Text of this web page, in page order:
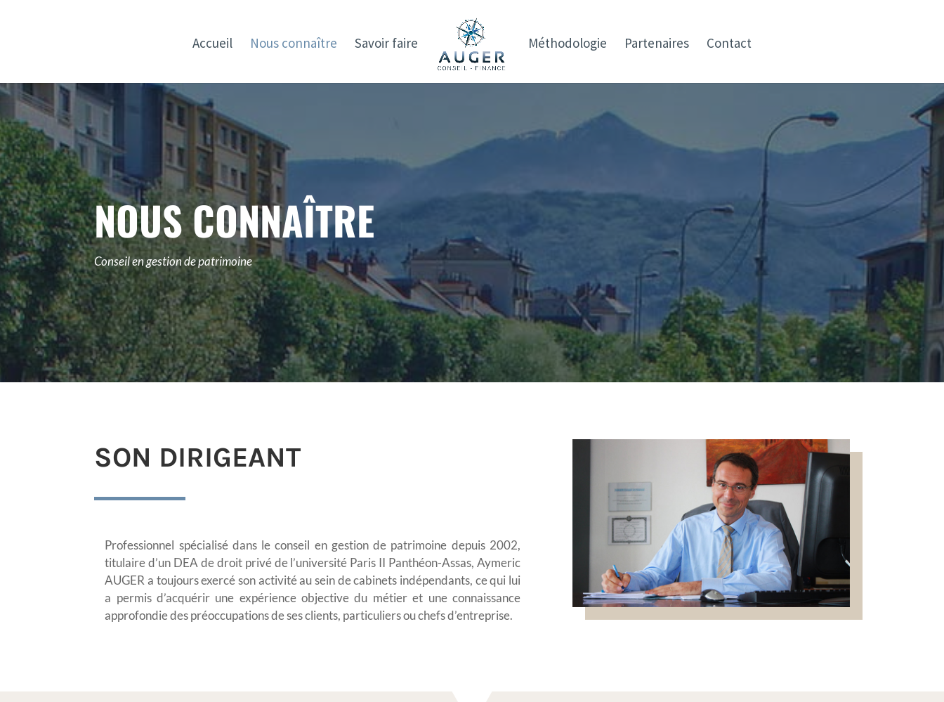
Accueil Nous connaître Savoir faire Méthodologie Partenaires Contact
NOUS CONNAÎTRE
Conseil en gestion de patrimoine
SON DIRIGEANT
Professionnel spécialisé dans le conseil en gestion de patrimoine depuis 2002,
titulaire d’un DEA de droit privé de l’université Paris II Panthéon-Assas, Aymeric
AUGER a toujours exercé son activité au sein de cabinets indépendants, ce qui lui
a permis d’acquérir une expérience objective du métier et une connaissance
approfondie des préoccupations de ses clients, particuliers ou chefs d’entreprise.